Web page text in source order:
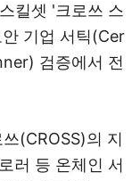
킬셋 '크로쓰 스
기업 서틱(Cer
검증에서 전
(CROSS)의 지
러 등 온체인 서